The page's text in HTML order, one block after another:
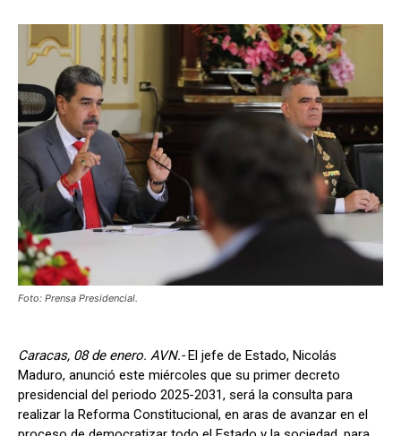
Foto: Prensa Presidencial.
Caracas, 08 de enero. AVN.-El jefe de Estado, Nicolás
Maduro, anunció este miércoles que su primer decreto
presidencial del periodo 2025-2031, será la consulta para
realizar la Reforma Constitucional, en aras de avanzar en el